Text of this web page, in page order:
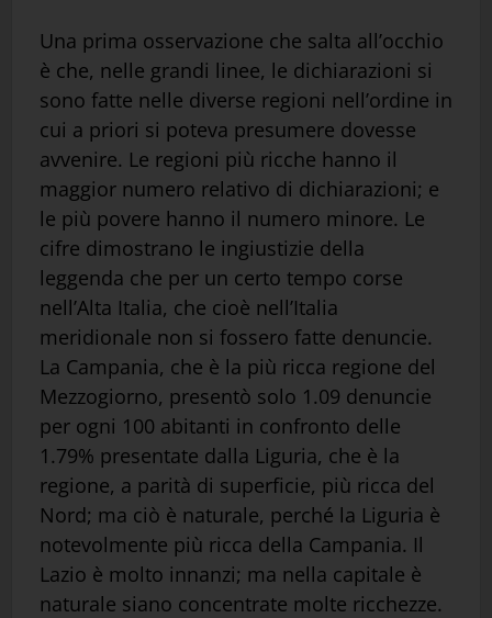
Una prima osservazione che salta all’occhio
è che, nelle grandi linee, le dichiarazioni si
sono fatte nelle diverse regioni nell’ordine in
cui a priori si poteva presumere dovesse
avvenire. Le regioni più ricche hanno il
maggior numero relativo di dichiarazioni; e
le più povere hanno il numero minore. Le
cifre dimostrano le ingiustizie della
leggenda che per un certo tempo corse
nell’Alta Italia, che cioè nell’Italia
meridionale non si fossero fatte denuncie.
La Campania, che è la più ricca regione del
Mezzogiorno, presentò solo 1.09 denuncie
per ogni 100 abitanti in confronto delle
1.79% presentate dalla Liguria, che è la
regione, a parità di superficie, più ricca del
Nord; ma ciò è naturale, perché la Liguria è
notevolmente più ricca della Campania. Il
Lazio è molto innanzi; ma nella capitale è
naturale siano concentrate molte ricchezze.